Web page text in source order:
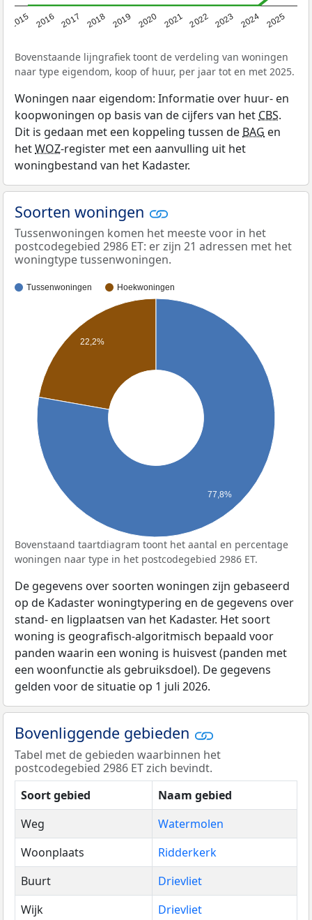
2015 2016 2017 2018 2019 2020 2021 2022 2023 2024 2025
Bovenstaande lijngrafiek toont de verdeling van woningen
naar type eigendom, koop of huur, per jaar tot en met 2025.
Woningen naar eigendom: Informatie over huur- en
koopwoningen op basis van de cijfers van het CBS.
Dit is gedaan met een koppeling tussen de BAG en
hetWOZ-register met een aanvulling uit het
woningbestand van het Kadaster.
Soorten woningen
Tussenwoningen komen het meeste voor in het
postcodegebied 2986 ET: er zijn 21 adressen met het
woningtype tussenwoningen.
Tussenwoningen Hoekwoningen
22,2%
77,8%
Bovenstaand taartdiagram toont het aantal en percentage
woningen naar type in het postcodegebied 2986 ET.
De gegevens over soorten woningen zijn gebaseerd
op de Kadaster woningtypering en de gegevens over
stand- en ligplaatsen van het Kadaster. Het soort
woning is geografisch-algoritmisch bepaald voor
panden waarin een woning is huisvest (panden met
een woonfunctie als gebruiksdoel). De gegevens
gelden voor de situatie op 1 juli 2026.
Bovenliggende gebieden
Tabel met de gebieden waarbinnen het
postcodegebied 2986 ET zich bevindt.
Soort gebied
Naam gebied
Weg
Watermolen
Woonplaats
Ridderkerk
Buurt
Drievliet
Wijk
Drievliet